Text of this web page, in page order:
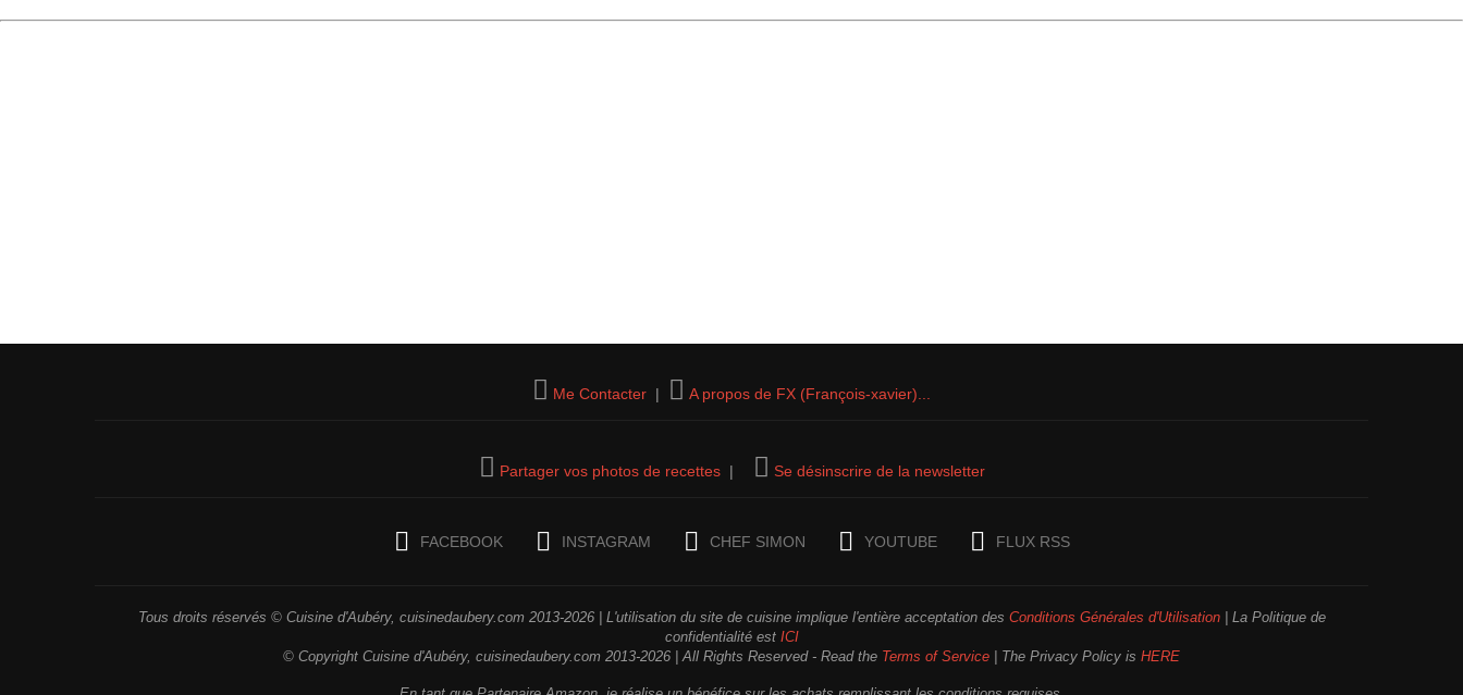
Me Contacter | A propos de FX (François-xavier)...
Partager vos photos de recettes| Se désinscrire de la newsletter
FACEBOOK INSTAGRAM CHEF SIMON YOUTUBE FLUX RSS
Tous droits réservés © Cuisine d'Aubéry, cuisinedaubery.com 2013-2026 | L'utilisation du site de cuisine implique l'entière acceptation des Conditions Générales d'Utilisation| La Politique de
confidentialité est ICI
© Copyright Cuisine d'Aubéry, cuisinedaubery.com 2013-2026 | All Rights Reserved - Read the Terms of Service | The Privacy Policy is HERE